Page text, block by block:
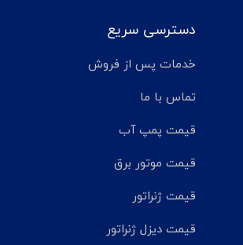
دسترسی سریع
خدمات پس از فروش
تماس با ما
قیمت پمپ آب
قیمت موتور برق
قیمت ژنراتور
قیمت دیزل ژنراتور